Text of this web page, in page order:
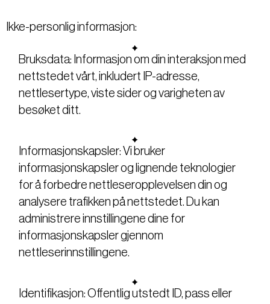
Ikke-personlig informasjon:
Bruksdata: Informasjon om din interaksjon med
nettstedet vårt, inkludert IP-adresse,
nettlesertype, viste sider og varigheten av
besøket ditt.
Informasjonskapsler: Vi bruker
informasjonskapsler og lignende teknologier
for å forbedre nettleseropplevelsen din og
analysere trafikken på nettstedet. Du kan
administrere innstillingene dine for
informasjonskapsler gjennom
nettleserinnstillingene.
Identifikasjon: Offentlig utstedt ID, pass eller